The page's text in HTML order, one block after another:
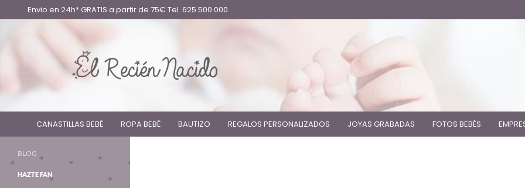
Envio en 24h* GRATIS a partir de 75€ Tel. 625 500 000
CANASTILLAS BEBÉ ROPA BEBÉ BAUTIZO REGALOS PERSONALIZADOS JOYAS GRABADAS FOTOS BEBÉS
BLOG
HAZTE FAN